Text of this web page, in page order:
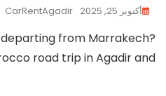
أكتوبر 25, 2025 CarRentAgadir
from Marrakech?
road trip in Agadir and